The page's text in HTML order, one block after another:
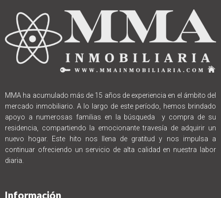
MMA ha acumulado más de 15 años de experiencia en el ámbito del
mercado inmobiliario. A lo largo de este período, hemos brindado
apoyo a numerosas familias en la búsqueda y compra de su
residencia, compartiendo la emocionante travesía de adquirir un
nuevo hogar. Este hito nos llena de gratitud y nos impulsa a
continuar ofreciendo un servicio de alta calidad en nuestra labor
diaria.
Información